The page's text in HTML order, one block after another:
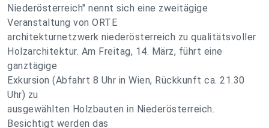
Niederösterreich" nennt sich eine zweitägige
Veranstaltung von ORTE
architekturnetzwerk niederösterreich zu qualitätsvoller
Holzarchitektur. Am Freitag, 14. März, führt eine
ganztägige
Exkursion (Abfahrt 8 Uhr in Wien, Rückkunft ca. 21.30
Uhr) zu
ausgewählten Holzbauten in Niederösterreich.
Besichtigt werden das